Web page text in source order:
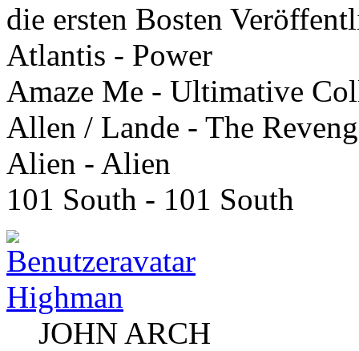
die ersten Bosten
Atlantis - Power
Amaze Me - Ultimative
Allen / Lande - The
Alien - Alien
101 South - 101 South
Highman
JOHN ARCH